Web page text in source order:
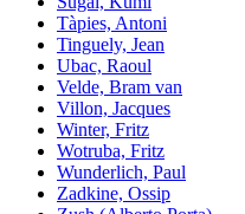
Tàpies, Antoni
Tinguely, Jean
Ubac, Raoul
Velde, Bram van
Villon, Jacques
Winter, Fritz
Wotruba, Fritz
Wunderlich, Paul
Zadkine, Ossip